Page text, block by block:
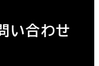
い合わせ